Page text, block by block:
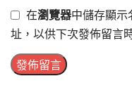
在瀏覽器中儲存顯示
址，以供下次發佈留言